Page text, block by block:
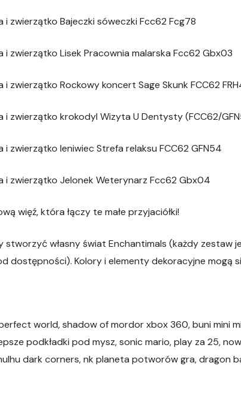
i zwierzątko Bajeczki sóweczki Fcc62 Fcg78
i zwierzątko Lisek Pracownia malarska Fcc62 Gbx03
zwierzątko Rockowy koncert Sage Skunk FCC62
i zwierzątko krokodyl Wizyta U Dentysty (FCC62/
zwierzątko leniwiec Strefa relaksu FCC62 GFN54
i zwierzątko Jelonek Weterynarz Fcc62 Gbx04
więź, która łączy te małe przyjaciółki!
stworzyć własny świat Enchantimals (każdy zestaw
dostępności). Kolory i elementy dekoracyjne mogą
world, shadow of mordor xbox 360, buni mini
podkładki pod mysz, sonic mario, play za 25,
dark corners, nk planeta potworów gra, dragon